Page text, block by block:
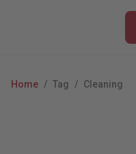
Home / Tag / Cleaning